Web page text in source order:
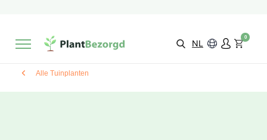
Kies zelf je
bezorgmoment & locatie NL
0
Alle Tuinplanten